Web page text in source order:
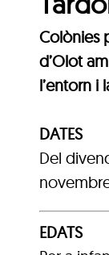
Colònies
d’Olot
l’entorn i
DATES
Del
EDATS